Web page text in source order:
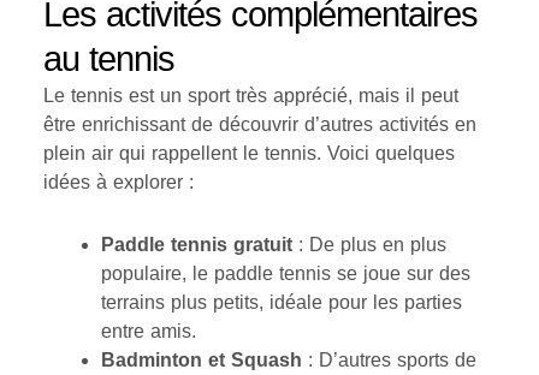
Les activités complémentaires
au tennis
Le tennis est un sport très apprécié, mais il peut
être enrichissant de découvrir d’autres activités en
plein air qui rappellent le tennis. Voici quelques
idées à explorer :
Paddle tennis gratuit : De plus en plus
populaire, le paddle tennis se joue sur des
terrains plus petits, idéale pour les parties
entre amis.
Badminton et Squash : D’autres sports de